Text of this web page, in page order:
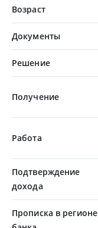
Возраст
Документы
Решение
Получение
Работа
Подтверждение
дохода
Прописка в регионе